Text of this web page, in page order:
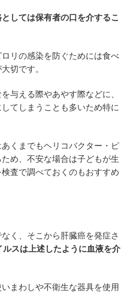
しては保有者の口を介するこ
リの感染を防ぐためには食べ
切です。
与える際やあやす際などに、
てしまうことも多いため特に
くまでもヘリコバクター・ピ
め、不安な場合は子どもが生
査で調べておくのもおすすめ
く、そこから肝臓癌を発症さ
ルスは上述したように血液を介
まわしや不衛生な器具を使用